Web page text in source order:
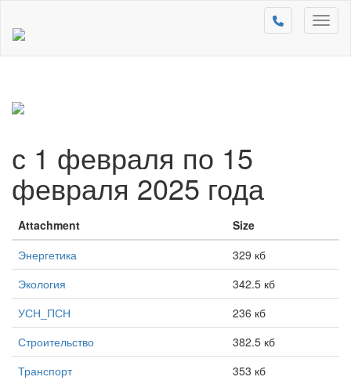
с 1 февраля по 15
февраля 2025 года
Attachment
Size
Энергетика
329 кб
Экология
342.5 кб
УСН_ПСН
236 кб
Строительство
382.5 кб
Транспорт
353 кб